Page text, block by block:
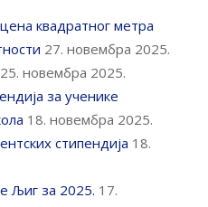
квадратног метра
27. новембра 2025.
25. новембра 2025.
за ученике
18. новембра 2025.
стипендија 18.
Љиг за 2025. 17.